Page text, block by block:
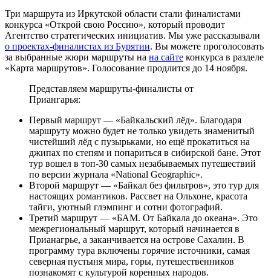
Три маршрута из Иркутской области стали финалистами
конкурса «Открой свою Россию», который проводит
Агентство стратегических инициатив. Мы уже рассказывали
о проектах-финалистах из Бурятии. Вы можете проголосовать
за выбранные жюри маршруты на на сайте конкурса в разделе
«Карта маршрутов». Голосование продлится до 14 ноября.
Представляем маршруты-финалисты от
Приангарья:
Первый маршрут — «Байкальский лёд». Благодаря
маршруту можно будет не только увидеть знаменитый
чистейший лёд с пузырьками, но ещё прокатиться на
джипах по степям и попариться в сибирской бане. Этот
тур вошел в топ-30 самых незабываемых путешествий
по версии журнала «National Geographic».
Второй маршрут — «Байкал без фильтров», это тур для
настоящих романтиков. Рассвет на Ольхоне, красота
тайги, уютный глэмпинг и сотни фотографий.
Третий маршрут — «БАМ. От Байкала до океана». Это
межрегиональный маршрут, который начинается в
Прианагрье, а заканчивается на острове Сахалин. В
программу тура включены горячие источники, самая
северная пустыня мира, горы, путешественников
познакомят с культурой коренных народов.